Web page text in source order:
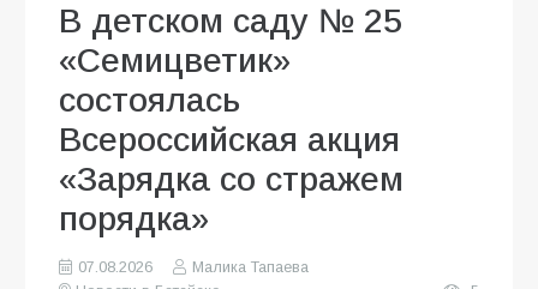
В детском саду № 25
«Семицветик»
состоялась
Всероссийская акция
«Зарядка со стражем
порядка»
07.08.2026
Малика Тапаева